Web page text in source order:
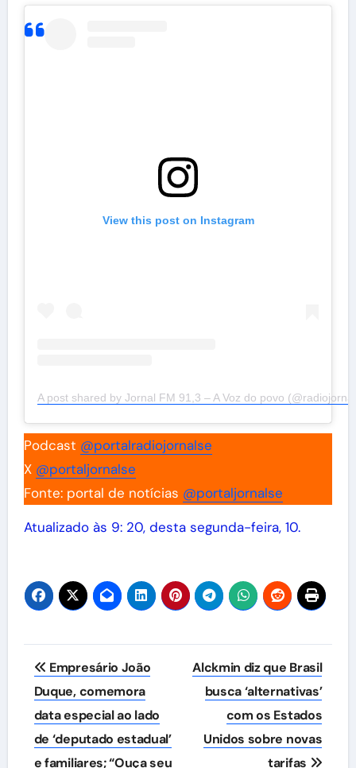
View this post on Instagram
A post shared by Jornal FM 91,3 – A Voz do povo
Podcast @portalradiojornalse
X @portaljornalse
Fonte: portal de notícias @portaljornalse
Atualizado às 9: 20, desta segunda-feira, 10.
Navegação
de
Post
Empresário João
Duque, comemora
data especial ao lado
de ‘deputado estadual’
e familiares; “Ouça seu
Alckmin diz que Brasil
busca ‘alternativas’
com os Estados
Unidos sobre novas
tarifas